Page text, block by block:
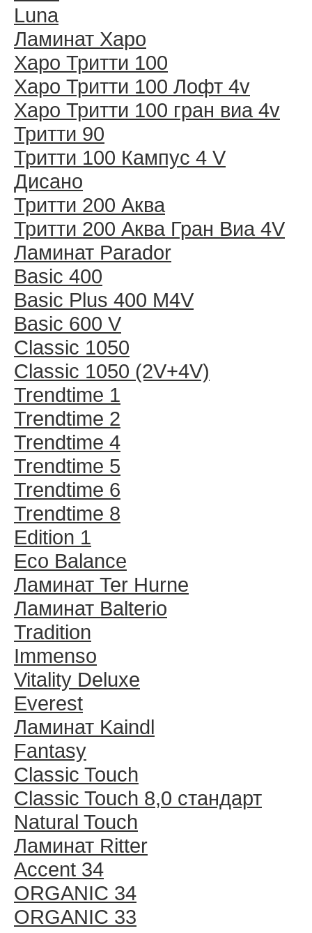
Luna
Ламинат Харо
Харо Тритти 100
Харо Тритти 100 Лофт 4v
Харо Тритти 100 гран виа 4v
Тритти 90
Тритти 100 Кампус 4 V
Дисано
Тритти 200 Аква
Тритти 200 Аква Гран Виа 4V
Ламинат Parador
Basic 400
Basic Plus 400 M4V
Basic 600 V
Classic 1050
Classic 1050 (2V+4V)
Trendtime 1
Trendtime 2
Trendtime 4
Trendtime 5
Trendtime 6
Trendtime 8
Edition 1
Eco Balance
Ламинат Ter Hurne
Ламинат Balterio
Tradition
Immenso
Vitality Deluxe
Everest
Ламинат Kaindl
Fantasy
Classic Touch
Classic Touch 8,0 стандарт
Natural Touch
Ламинат Ritter
Accent 34
ORGANIC 34
ORGANIC 33